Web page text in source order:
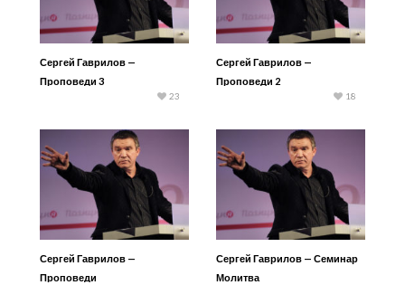
Сергей Гаврилов —
Проповеди 3
23
Сергей Гаврилов —
Проповеди 2
18
Сергей Гаврилов —
Проповеди
Сергей Гаврилов — Семинар
Молитва